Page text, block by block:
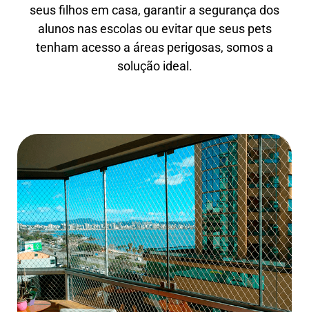
seus filhos em casa, garantir a segurança dos
alunos nas escolas ou evitar que seus pets
tenham acesso a áreas perigosas, somos a
solução ideal.